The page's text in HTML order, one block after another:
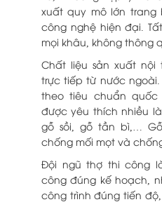
xuất quy mô lớn
công nghệ hiện đại.
mọi khâu, không thông
Chất liệu sản xuất
trực tiếp từ nước
theo tiêu chuẩn
được yêu thích nhiều
gỗ sồi, gỗ tần bì,…
chống mối mọt và
Đội ngũ thợ thi công
công đúng kế hoạch,
công trình đúng tiến